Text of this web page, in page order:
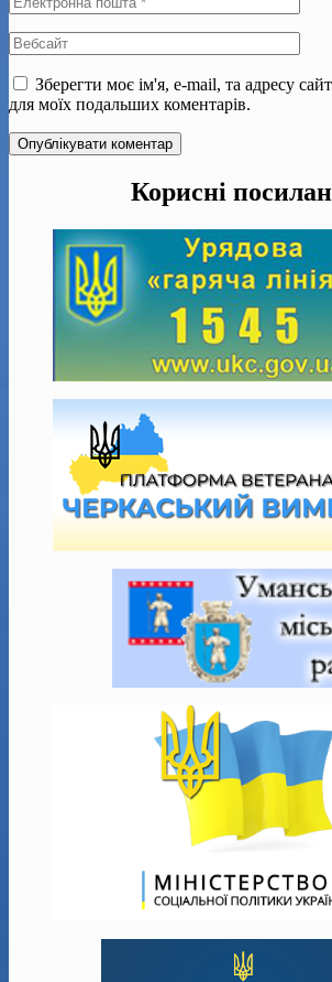
Зберегти моє ім'я, e-mail, та адресу
для моїх подальших коментарів.
Корисні